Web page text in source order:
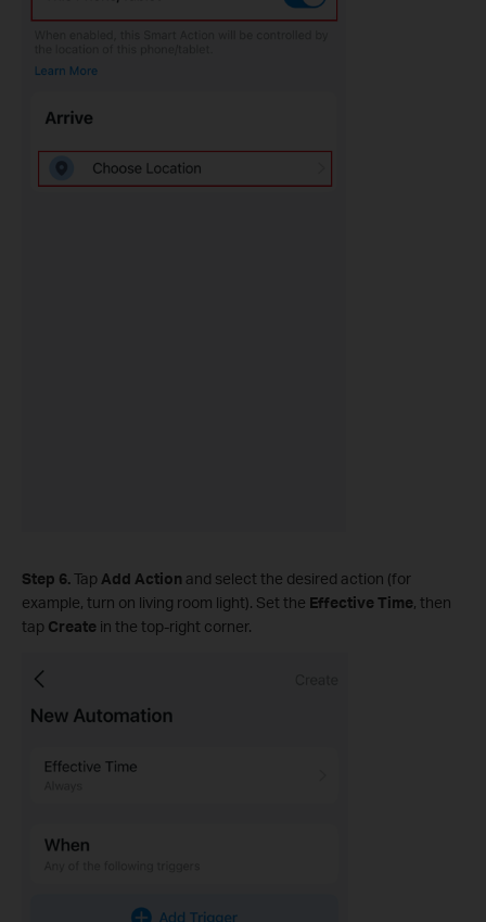
Step 6.Tap Add Action and select the desired action (for
example, turn on living room light). Set the Effective Time, then
tap Create in the top‑right corner.